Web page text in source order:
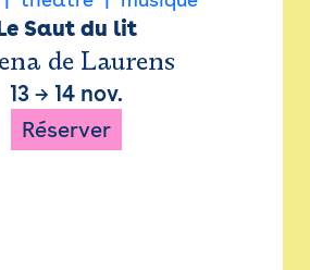
Saut du lit
de Laurens
13 → 14 nov.
Réserver